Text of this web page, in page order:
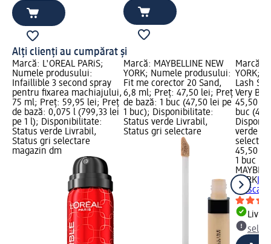
Alți clienți au cumpărat și
Marcă: L'ORÉAL PARiS;
Numele produsului:
Infaillible 3 second spray
pentru fixarea machiajului,
75 ml; Preț: 59,95 lei; Preț
de bază: 0,075 l (799,33 lei
pe 1 l); Disponibilitate:
Status verde Livrabil,
Status gri selectare
magazin dm
Marcă: MAYBELLINE NEW
YORK; Numele produsului:
Fit me corector 20 Sand,
6,8 ml; Preț: 47,50 lei; Preț
de bază: 1 buc (47,50 lei pe
1 buc); Disponibilitate:
Status verde Livrabil,
Status gri selectare
Marcă:
YORK;
Lash
Very
45,50
buc
verde
45,50 lei
1 buc
YORK